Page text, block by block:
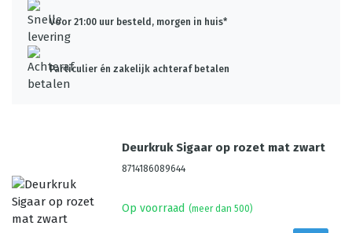
Voor 21:00 uur besteld, morgen in huis*
Particulier én zakelijk achteraf betalen
Deurkruk Sigaar op rozet mat zwart
8714186089644
Op voorraad (meer dan 500)